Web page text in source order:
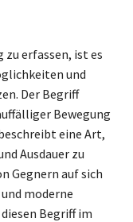
zu erfassen, ist es
und
Der Begriff
Bewegung
eine Art,
Ausdauer zu
Gegnern auf sich
moderne
Begriff im